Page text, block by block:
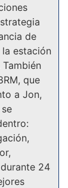
de
estación
que
a Jon,
24